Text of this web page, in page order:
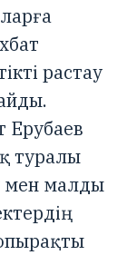
растау
Ерубаев
туралы
мен малды